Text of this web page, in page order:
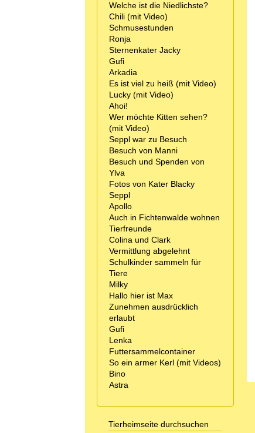
Welche ist die Niedlichste?
Chili (mit Video)
Schmusestunden
Ronja
Sternenkater Jacky
Gufi
Arkadia
Es ist viel zu heiß (mit Video)
Lucky (mit Video)
Ahoi!
Wer möchte Kitten sehen?
(mit Video)
Seppl war zu Besuch
Besuch von Manni
Besuch und Spenden von
Ylva
Fotos von Kater Blacky
Seppl
Apollo
Auch in Fichtenwalde wohnen
Tierfreunde
Colina und Clark
Vermittlung abgelehnt
Schulkinder sammeln für
Tiere
Milky
Hallo hier ist Max
Zunehmen ausdrücklich
erlaubt
Gufi
Lenka
Futtersammelcontainer
So ein armer Kerl (mit Videos)
Bino
Astra
Tierheimseite durchsuchen